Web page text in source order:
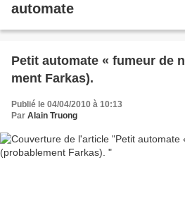
automate
Petit automate « fumeur de
ment Farkas).
Publié le 04/04/2010 à 10:13
Par Alain Truong